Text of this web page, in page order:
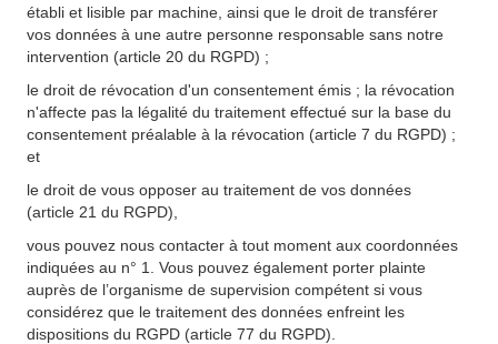
établi et lisible par machine, ainsi que le droit de transférer
vos données à une autre personne responsable sans notre
intervention (article 20 du RGPD) ;
le droit de révocation d'un consentement émis ; la révocation
n'affecte pas la légalité du traitement effectué sur la base du
consentement préalable à la révocation (article 7 du RGPD) ;
et
le droit de vous opposer au traitement de vos données
(article 21 du RGPD),
vous pouvez nous contacter à tout moment aux coordonnées
indiquées au n° 1. Vous pouvez également porter plainte
auprès de l’organisme de supervision compétent si vous
considérez que le traitement des données enfreint les
dispositions du RGPD (article 77 du RGPD).